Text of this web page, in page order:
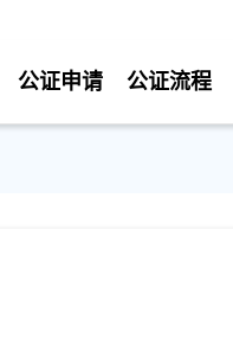
公证流程
公证申请